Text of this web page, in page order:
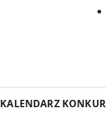
KALENDARZ